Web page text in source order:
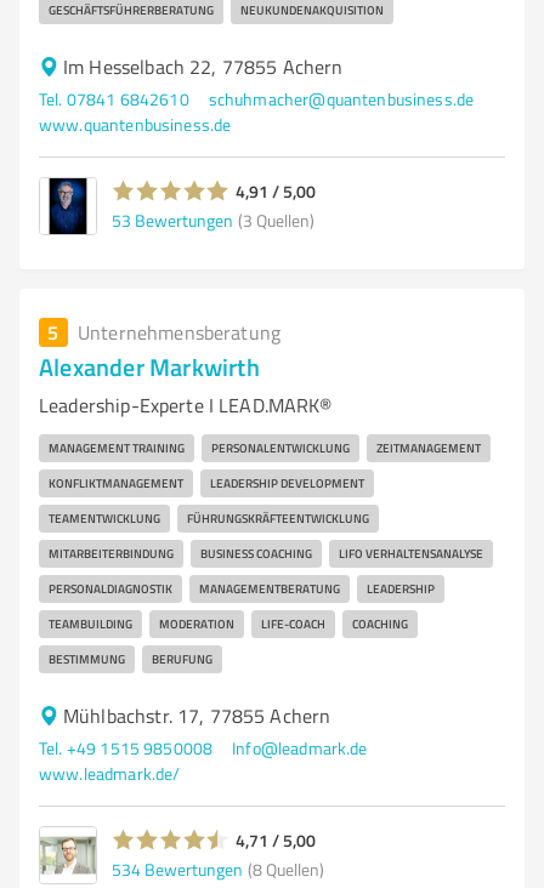
GESCHÄFTSFÜHRERBERATUNG NEUKUNDENAKQUISITION
Im Hesselbach 22, 77855 Achern
Tel. 07841 6842610
schuhmacher@quantenbusiness.de
www.quantenbusiness.de
4,91 / 5,00
53 Bewertungen (3 Quellen)
5 Unternehmensberatung
Alexander Markwirth
Leadership-Experte I LEAD.MARK®
MANAGEMENT TRAINING PERSONALENTWICKLUNG ZEITMANAGEMENT
KONFLIKTMANAGEMENT LEADERSHIP DEVELOPMENT
TEAMENTWICKLUNG FÜHRUNGSKRÄFTEENTWICKLUNG
MITARBEITERBINDUNG BUSINESS COACHING LIFO VERHALTENSANALYSE
PERSONALDIAGNOSTIK MANAGEMENTBERATUNG LEADERSHIP
TEAMBUILDING MODERATION LIFE-COACH COACHING
BESTIMMUNG BERUFUNG
Mühlbachstr. 17, 77855 Achern
Tel. +49 1515 9850008
Info@leadmark.de
www.leadmark.de/
4,71 / 5,00
534 Bewertungen (8 Quellen)